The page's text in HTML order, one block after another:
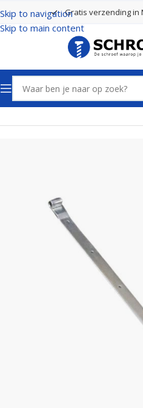
Skip to navigation
Skip to main content
Gratis verzending in
Home Poort- en hekbeslag